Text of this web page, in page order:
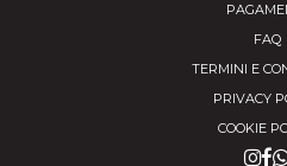
FAQ
TERMINI E
PRIVACY
COOKIE